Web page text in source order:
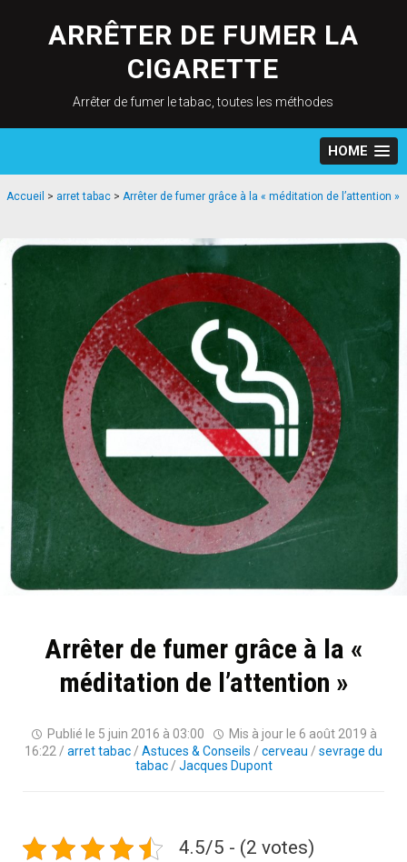
content
ARRÊTER DE FUMER LA
CIGARETTE
Arrêter de fumer le tabac, toutes les méthodes
HOME
Accueil > arret tabac > Arrêter de fumer grâce à la « méditation de l’attention »
Arrêter de fumer grâce à la «
méditation de l’attention »
Publié le 5 juin 2016 à 03:00 Mis à jour le 6 août 2019 à
16:22 / arret tabac / Astuces & Conseils / cerveau / sevrage du
tabac/ Jacques Dupont
4.5/5 - (2 votes)